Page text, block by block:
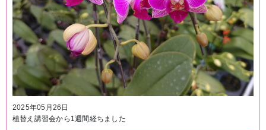
2025年05月26日
植替え講習会から1週間経ちました